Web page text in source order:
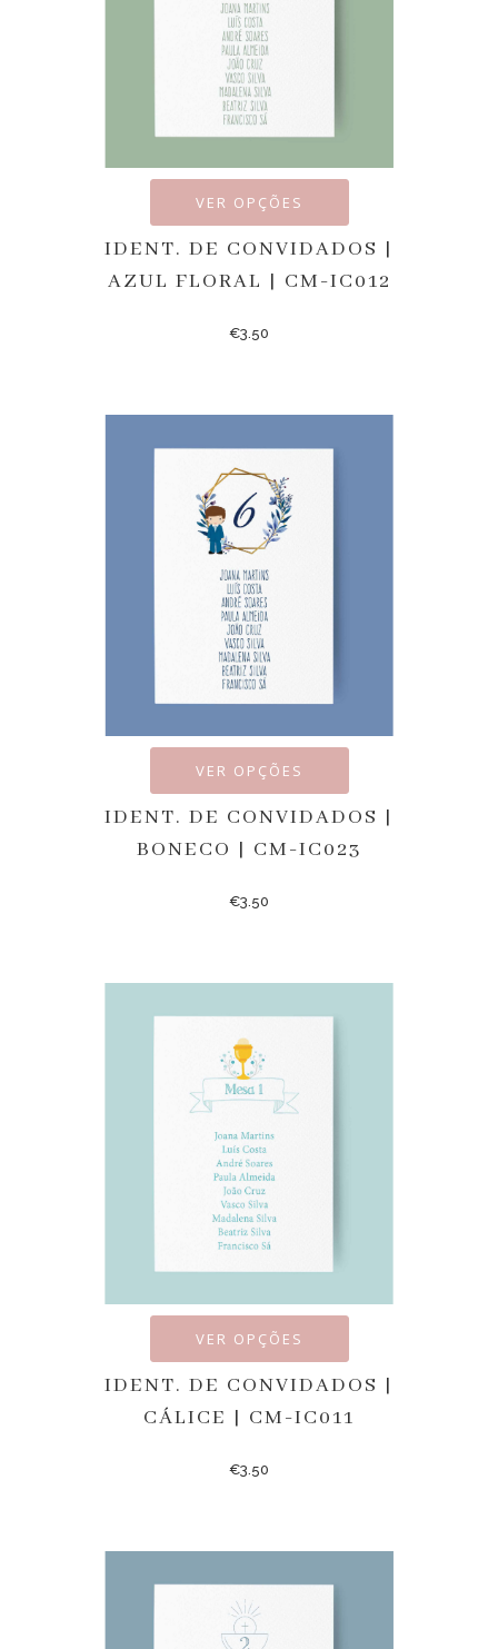
VER OPÇÕES
IDENT. DE CONVIDADOS |
AZUL FLORAL | CM-IC012
€3.50
VER OPÇÕES
IDENT. DE CONVIDADOS |
BONECO | CM-IC023
€3.50
VER OPÇÕES
IDENT. DE CONVIDADOS |
CÁLICE | CM-IC011
€3.50